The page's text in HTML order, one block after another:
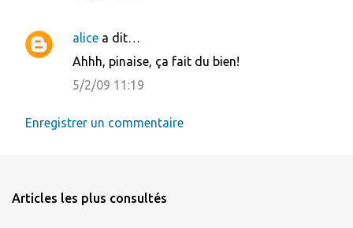
alice a dit…
Ahhh, pinaise, ça fait du bien!
5/2/09 11:19
Enregistrer un commentaire
Articles les plus consultés